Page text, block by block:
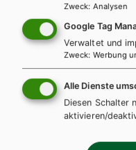
Lehrbuch CD
Wir sind
Zweck: Analysen
Google Tag
Verwaltet und
Zweck: Werbung
Alle Dienste
Diesen Schalter
aktivieren/